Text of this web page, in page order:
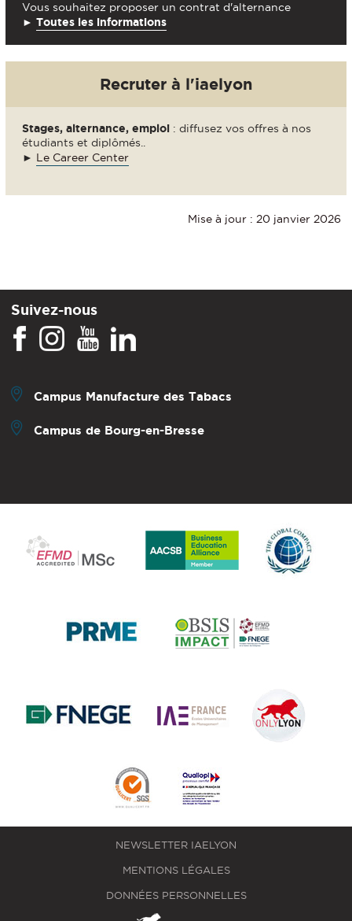
Vous souhaitez proposer un contrat d'alternance
► Toutes les informations
Recruter à l'iaelyon
Stages, alternance, emploi : diffusez vos offres à nos
étudiants et diplômés..
► Le Career Center
Mise à jour : 20 janvier 2026
Suivez-nous
Campus Manufacture des Tabacs
Campus de Bourg-en-Bresse
NEWSLETTER IAELYON
MENTIONS LÉGALES
DONNÉES PERSONNELLES